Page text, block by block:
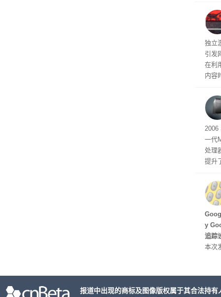
文
独立
引发
在利
内容
有
2006
一代
处理
提升
型
ss
y
追踪
本次
摩托
报道中出现的商标及图像版权属于其合法持